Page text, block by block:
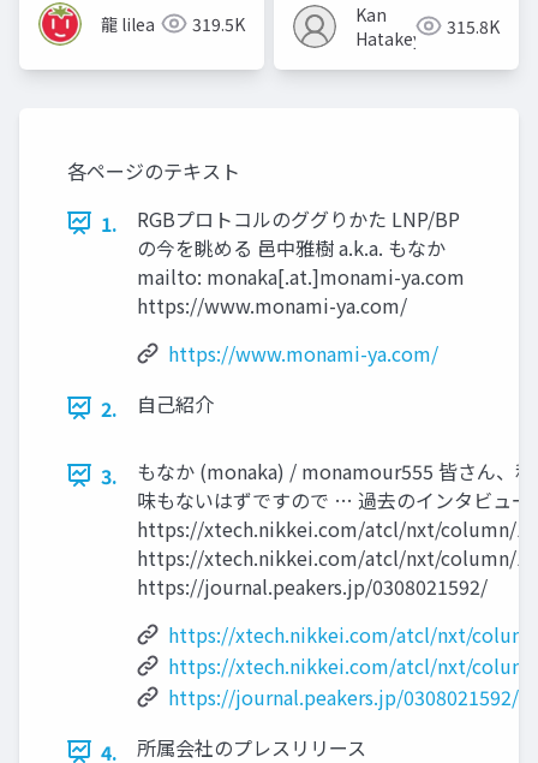
龍 lilea 319.5K
Kan
Hatakeyama315.8K
各ページのテキスト
1.
RGBプロトコルのググりかた LNP/BP
の今を眺める 邑中雅樹 a.k.a. もなか
mailto: monaka[.at.]monami-ya.com
https://www.monami-ya.com/
https://www.monami-ya.com/
2.
自己紹介
3.
もなか (monaka) / monamour555 皆さん、
味もないはずですので … 過去のインタビュー
https://xtech.nikkei.com/atcl/nxt/column/
https://xtech.nikkei.com/atcl/nxt/column/
https://journal.peakers.jp/0308021592/
https://xtech.nikkei.com/atcl/nxt/
https://xtech.nikkei.com/atcl/nxt/
https://journal.peakers.jp/0308021592/
4.
所属会社のプレスリリース